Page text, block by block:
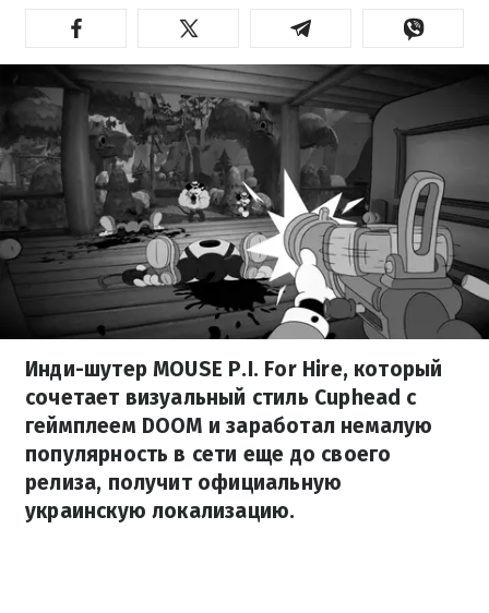
Инди-шутер MOUSE P.I. For Hire, который
сочетает визуальный стиль Cuphead с
геймплеем DOOM и заработал немалую
популярность в сети еще до своего
релиза, получит официальную
украинскую локализацию.